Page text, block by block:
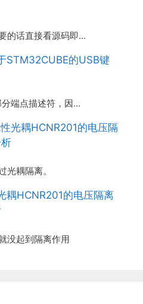
的话直接看源码即…
STM32CUBE的USB键
端点描述符，因…
光耦HCNR201的电压隔
光耦隔离。
耦HCNR201的电压隔离
没起到隔离作用